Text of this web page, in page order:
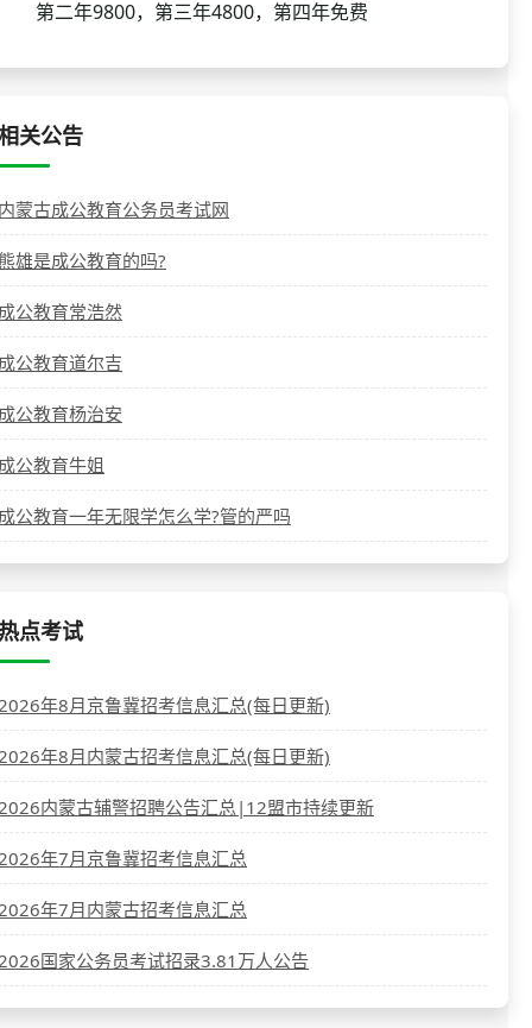
二年9800，第三年4800，第四年免费
关公告
蒙古成公教育公务员考试网
雄是成公教育的吗?
公教育常浩然
公教育道尔吉
公教育杨治安
公教育牛姐
公教育一年无限学怎么学?管的严吗
点考试
年8月京鲁冀招考信息汇总(每日更新)
年8月内蒙古招考信息汇总(每日更新)
内蒙古辅警招聘公告汇总|12盟市持续更新
年7月京鲁冀招考信息汇总
年7月内蒙古招考信息汇总
国家公务员考试招录3.81万人公告